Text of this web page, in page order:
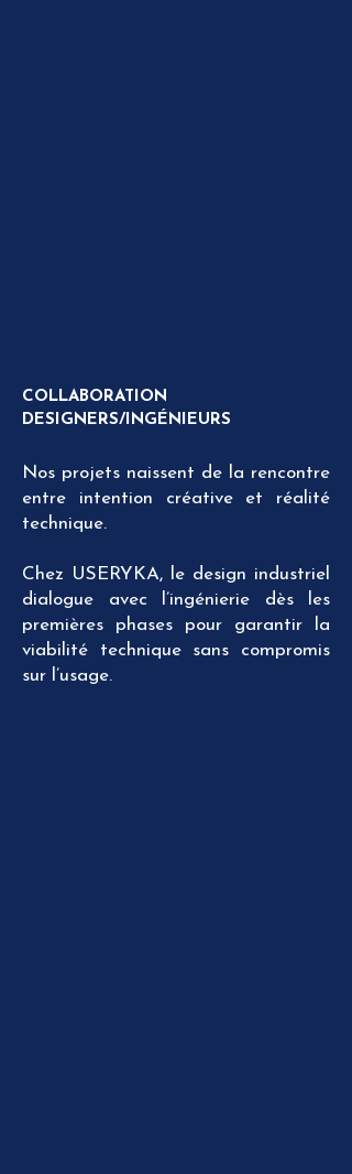
COLLABORATION
DESIGNERS/INGÉNIEURS
Nos projets naissent de la rencontre
entre intention créative et réalité
technique.
Chez USERYKA, le design industriel
dialogue avec l’ingénierie dès les
premières phases pour garantir la
viabilité technique sans compromis
sur l’usage.